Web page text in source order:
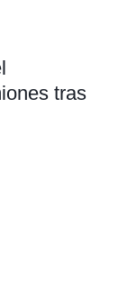
tras